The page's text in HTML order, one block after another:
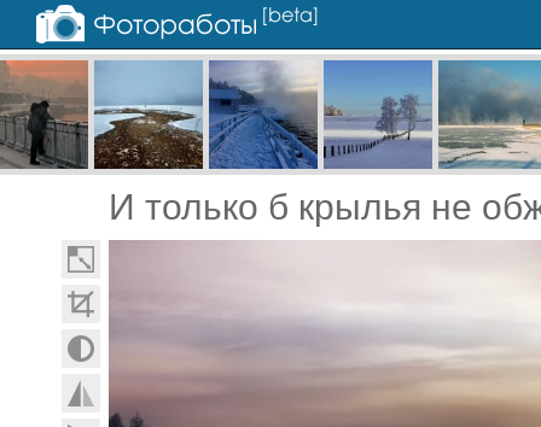
И только б крылья не